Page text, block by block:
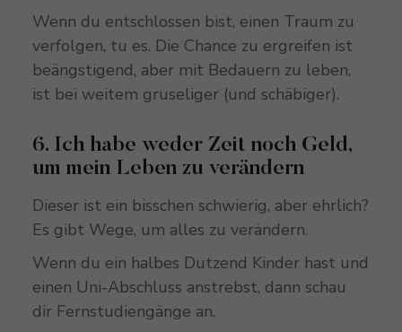
Wenn du entschlossen bist, einen Traum zu
verfolgen, tu es. Die Chance zu ergreifen ist
beängstigend, aber mit Bedauern zu leben,
ist bei weitem gruseliger (und schäbiger).
6. Ich habe weder Zeit noch Geld,
um mein Leben zu verändern
Dieser ist ein bisschen schwierig, aber ehrlich?
Es gibt Wege, um alles zu verändern.
Wenn du ein halbes Dutzend Kinder hast und
einen Uni-Abschluss anstrebst, dann schau
dir Fernstudiengänge an.